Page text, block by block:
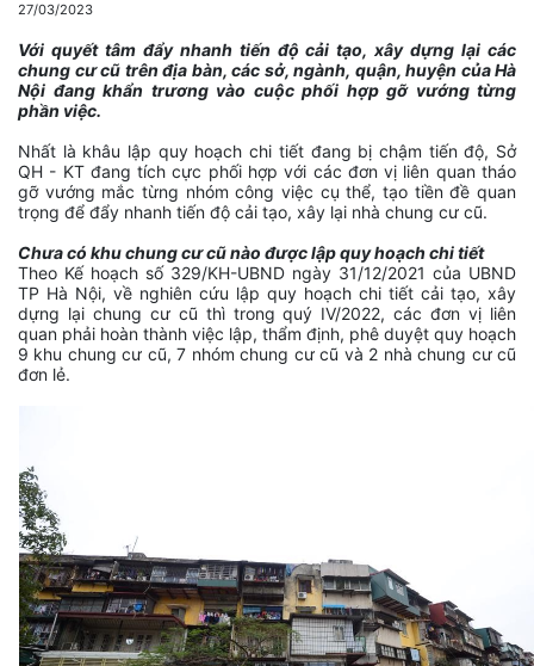
27/03/2023
Với quyết tâm đẩy nhanh tiến độ cải tạo, xây dựng lại các
chung cư cũ trên địa bàn, các sở, ngành, quận, huyện của Hà
Nội đang khẩn trương vào cuộc phối hợp gỡ vướng từng
phần việc.
Nhất là khâu lập quy hoạch chi tiết đang bị chậm tiến độ, Sở
QH - KT đang tích cực phối hợp với các đơn vị liên quan tháo
gỡ vướng mắc từng nhóm công việc cụ thể, tạo tiền đề quan
trọng để đẩy nhanh tiến độ cải tạo, xây lại nhà chung cư cũ.
Chưa có khu chung cư cũ nào được lập quy hoạch chi tiết
Theo Kế hoạch số 329/KH-UBND ngày 31/12/2021 của UBND
TP Hà Nội, về nghiên cứu lập quy hoạch chi tiết cải tạo, xây
dựng lại chung cư cũ thì trong quý IV/2022, các đơn vị liên
quan phải hoàn thành việc lập, thẩm định, phê duyệt quy hoạch
9 khu chung cư cũ, 7 nhóm chung cư cũ và 2 nhà chung cư cũ
đơn lẻ.